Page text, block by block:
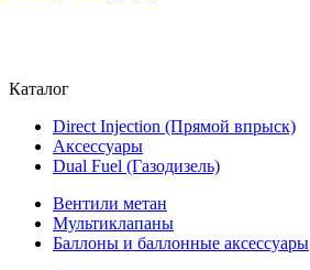
Каталог
Direct Injection (Прямой впрыск)
Аксессуары
Dual Fuel (Газодизель)
Вентили метан
Мультиклапаны
Баллоны и баллонные аксессуары